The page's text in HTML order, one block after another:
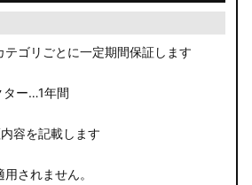
ゴリごとに一定期間保証します
ター…1年間
容を記載します
されません。